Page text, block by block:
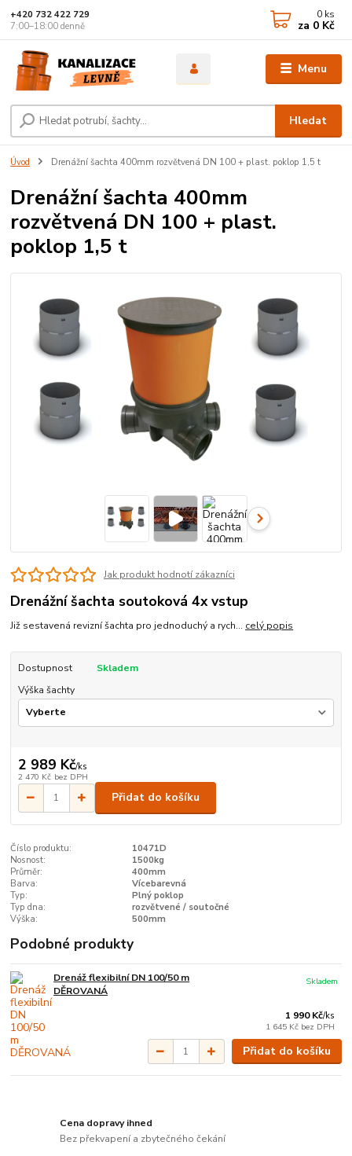
Menu
Hledat
+420 732 422 729
7:00–18:00 denně
0 ks
za 0 Kč
Úvod Drenážní šachta 400mm rozvětvená DN 100 + plast. poklop 1,5 t
Drenážní šachta 400mm
rozvětvená DN 100 + plast.
poklop 1,5 t
Jak produkt hodnotí zákazníci
Drenážní šachta soutoková 4x vstup
Již sestavená revizní šachta pro jednoduchý a rych... celý popis
Dostupnost
Skladem
Výška šachty
2 989 Kč/ks
2 470 Kč bez DPH
Přidat do košíku
Číslo produktu:
10471D
Nosnost:
1500kg
Průměr:
400mm
Barva:
Vícebarevná
Typ:
Plný poklop
Typ dna:
rozvětvené / soutočné
Výška:
500mm
Podobné produkty
Drenáž flexibilní DN 100/50 m
DĚROVANÁ
1 990 Kč/ks
1 645 Kč bez DPH
Skladem
Přidat do košíku
Cena dopravy ihned
Bez překvapení a zbytečného čekání